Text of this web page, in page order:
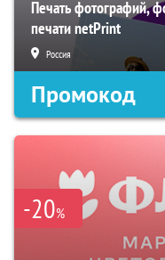
Печать фотографий,
печати netPrint
Россия
Промокод
-20%